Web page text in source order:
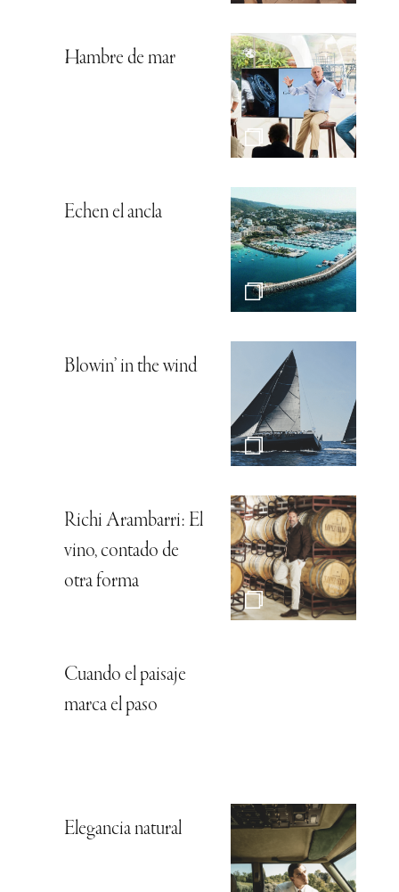
Hambre de mar
Echen el ancla
Blowin’ in the wind
Richi Arambarri: El
vino, contado de
otra forma
Cuando el paisaje
marca el paso
Elegancia natural